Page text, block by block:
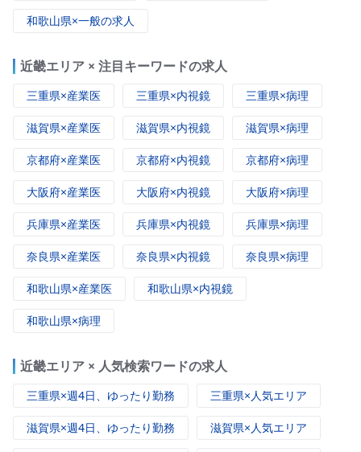
和歌山県×一般の求人
近畿エリア × 注目キーワードの求人
三重県×産業医 三重県×内視鏡 三重県×病理
滋賀県×産業医 滋賀県×内視鏡 滋賀県×病理
京都府×産業医 京都府×内視鏡 京都府×病理
大阪府×産業医 大阪府×内視鏡 大阪府×病理
兵庫県×産業医 兵庫県×内視鏡 兵庫県×病理
奈良県×産業医 奈良県×内視鏡 奈良県×病理
和歌山県×産業医 和歌山県×内視鏡
和歌山県×病理
近畿エリア × 人気検索ワードの求人
三重県×週4日、ゆったり勤務 三重県×人気エリア
滋賀県×週4日、ゆったり勤務 滋賀県×人気エリア